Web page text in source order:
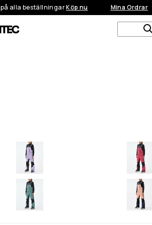
på alla beställningarKöp nu Mina Ordrar